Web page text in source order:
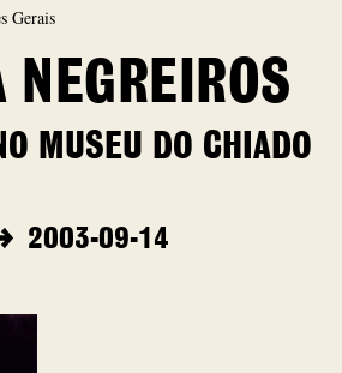
Gerais
NEGREIROS
MUSEU DO CHIADO
2003-09-14